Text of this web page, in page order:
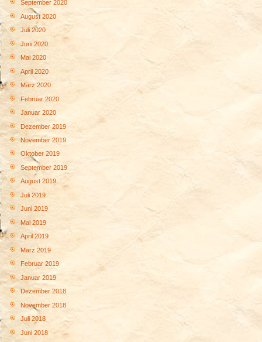
September 2020
August 2020
Juli 2020
Juni 2020
Mai 2020
April 2020
März 2020
Februar 2020
Januar 2020
Dezember 2019
November 2019
Oktober 2019
September 2019
August 2019
Juli 2019
Juni 2019
Mai 2019
April 2019
März 2019
Februar 2019
Januar 2019
Dezember 2018
November 2018
Juli 2018
Juni 2018